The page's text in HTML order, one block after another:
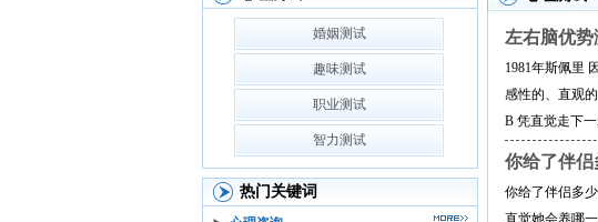
婚姻测试
趣味测试
职业测试
智力测试
热门关键词
左右脑优势
1981年斯佩里
感性的、直观
B 凭直觉走下
你给了伴侣
你给了伴侣多
直觉她会养哪